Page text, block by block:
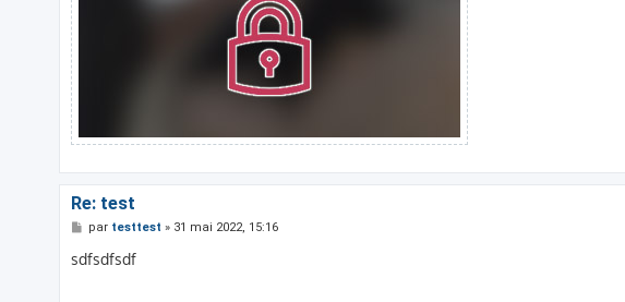
Re: test
M
s
s
par testtest » 31 mai 2022, 15:16
sdfsdfsdf